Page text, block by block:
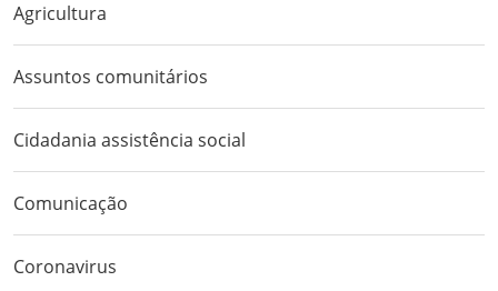
Agricultura
Assuntos comunitários
Cidadania assistência social
Comunicação
Coronavirus